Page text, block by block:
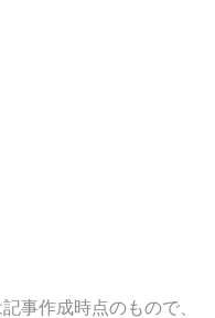
事作成時点のもので、